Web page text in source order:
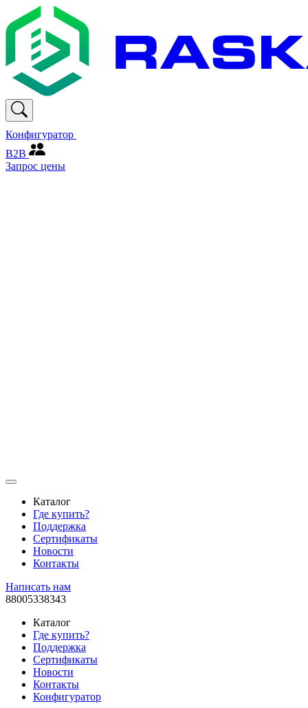
Конфигуратор
В2В
Запрос цены
Каталог
Где купить?
Поддержка
Сертификаты
Новости
Контакты
Написать нам
88005338343
Каталог
Где купить?
Поддержка
Сертификаты
Новости
Контакты
Конфигуратор